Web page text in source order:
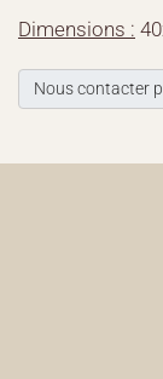
Dimensions :
Nous contacter